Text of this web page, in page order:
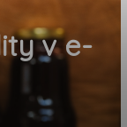
v e-